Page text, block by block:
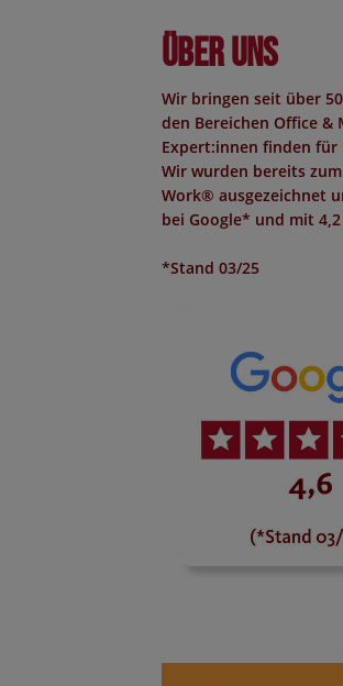
Über uns
Wir bringen seit über
den Bereichen Office &
Expert:innen finden für
Wir wurden bereits
Work® ausgezeichnet
bei Google* und mit
*Stand 03/25